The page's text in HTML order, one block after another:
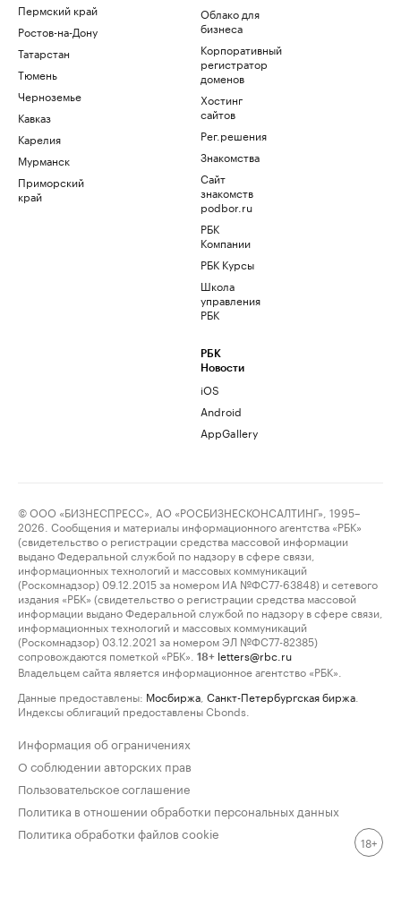
Пермский край
Ростов-на-Дону
Татарстан
Тюмень
Черноземье
Кавказ
Карелия
Мурманск
Приморский
край
Облако для
бизнеса
Корпоративный
регистратор
доменов
Хостинг
сайтов
Рег.решения
Знакомства
Сайт
знакомств
podbor.ru
РБК
Компании
РБК Курсы
Школа
управления
РБК
РБК
Новости
iOS
Android
AppGallery
© ООО «БИЗНЕСПРЕСС», АО «РОСБИЗНЕСКОНСАЛТИНГ», 1995–
2026. Сообщения и материалы информационного агентства «РБК»
(свидетельство о регистрации средства массовой информации
выдано Федеральной службой по надзору в сфере связи,
информационных технологий и массовых коммуникаций
(Роскомнадзор) 09.12.2015 за номером ИА №ФС77-63848) и сетевого
издания «РБК» (свидетельство о регистрации средства массовой
информации выдано Федеральной службой по надзору в сфере связи,
информационных технологий и массовых коммуникаций
(Роскомнадзор) 03.12.2021 за номером ЭЛ №ФС77-82385)
сопровождаются пометкой «РБК».
18+ letters@rbc.ru
Владельцем сайта является информационное агентство «РБК».
Данные предоставлены: Мосбиржа Санкт-Петербургская биржа
Индексы облигаций предоставлены Cbonds.
Информация об ограничениях
О соблюдении авторских прав
Пользовательское соглашение
Политика в отношении обработки персональных данных
Политика обработки файлов cookie
18+